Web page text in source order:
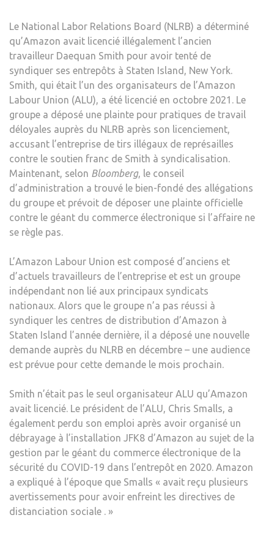
Le National Labor Relations Board (NLRB) a déterminé
qu’Amazon avait licencié illégalement l’ancien
travailleur Daequan Smith pour avoir tenté de
syndiquer ses entrepôts à Staten Island, New York.
Smith, qui était l’un des organisateurs de l’Amazon
Labour Union (ALU), a été licencié en octobre 2021. Le
groupe a déposé une plainte pour pratiques de travail
déloyales auprès du NLRB après son licenciement,
accusant l’entreprise de tirs illégaux de représailles
contre le soutien franc de Smith à syndicalisation.
Maintenant, selon Bloomberg, le conseil
d’administration a trouvé le bien-fondé des allégations
du groupe et prévoit de déposer une plainte officielle
contre le géant du commerce électronique si l’affaire ne
se règle pas.
L’Amazon Labour Union est composé d’anciens et
d’actuels travailleurs de l’entreprise et est un groupe
indépendant non lié aux principaux syndicats
nationaux. Alors que le groupe n’a pas réussi à
syndiquer les centres de distribution d’Amazon à
Staten Island l’année dernière, il a déposé une nouvelle
demande auprès du NLRB en décembre – une audience
est prévue pour cette demande le mois prochain.
Smith n’était pas le seul organisateur ALU qu’Amazon
avait licencié. Le président de l’ALU, Chris Smalls, a
également perdu son emploi après avoir organisé un
débrayage à l’installation JFK8 d’Amazon au sujet de la
gestion par le géant du commerce électronique de la
sécurité du COVID-19 dans l’entrepôt en 2020. Amazon
a expliqué à l’époque que Smalls « avait reçu plusieurs
avertissements pour avoir enfreint les directives de
distanciation sociale . »